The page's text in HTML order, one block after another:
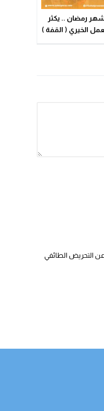
رمضان .. يكثر
الخيري ( القفة )
عن التحريض الطائفي